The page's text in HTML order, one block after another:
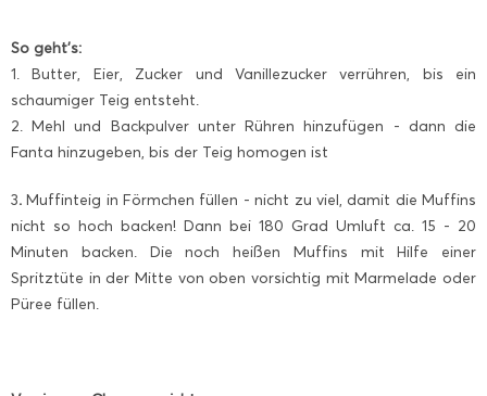
So geht’s:
1. Butter, Eier, Zucker und Vanillezucker verrühren, bis ein
schaumiger Teig entsteht.
2. Mehl und Backpulver unter Rühren hinzufügen - dann die
Fanta hinzugeben, bis der Teig homogen ist
3. Muffinteig in Förmchen füllen - nicht zu viel, damit die Muffins
nicht so hoch backen! Dann bei 180 Grad Umluft ca. 15 - 20
Minuten backen. Die noch heißen Muffins mit Hilfe einer
Spritztüte in der Mitte von oben vorsichtig mit Marmelade oder
Püree füllen.